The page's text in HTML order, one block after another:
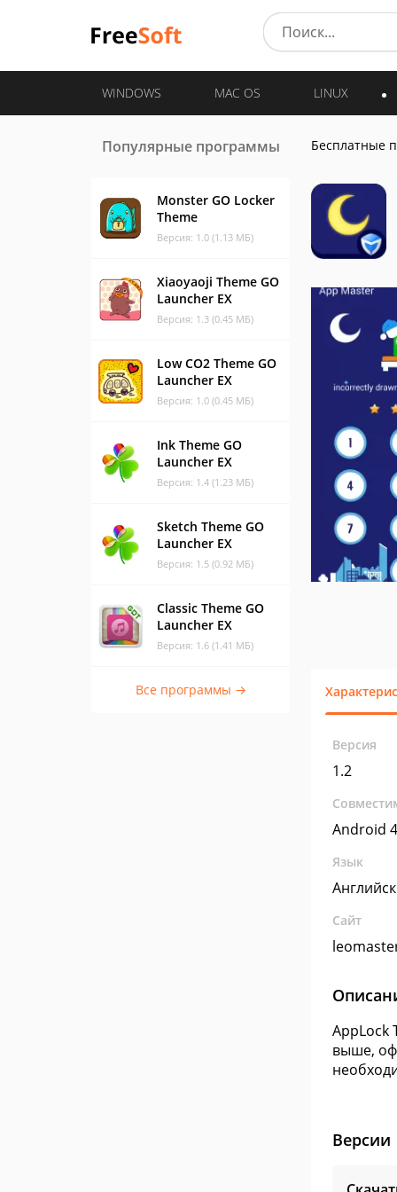
WINDOWS MAC OS LINUX
Популярные программы
Monster GO Locker
Theme
Версия: 1.0 (1.13 МБ)
Xiaoyaoji Theme GO
Launcher EX
Версия: 1.3 (0.45 МБ)
Low CO2 Theme GO
Launcher EX
Версия: 1.0 (0.45 МБ)
Ink Theme GO
Launcher EX
Версия: 1.4 (1.23 МБ)
Sketch Theme GO
Launcher EX
Версия: 1.5 (0.92 МБ)
Classic Theme GO
Launcher EX
Версия: 1.6 (1.41 МБ)
Все программы →
Бесплатные
Версия
1.2
Android
Язык
Сайт
AppLock
выше,
Версии